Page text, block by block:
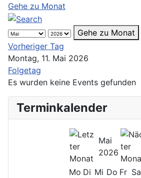
Gehe zu Monat
Gehe zu Monat
Vorheriger Tag
Montag, 11. Mai 2026
Folgetag
Es wurden keine Events gefunden
Terminkalender
Mai
2026
Mo Di Mi Do Fr Sa